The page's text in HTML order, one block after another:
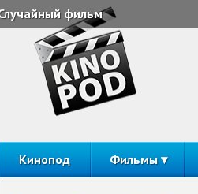
фильм
Кинопод Фильмы